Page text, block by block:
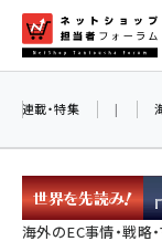
ン
連載・特集 |
海外のEC事情・戦略